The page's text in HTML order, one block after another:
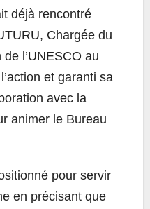
déjà rencontré
Chargée du
l’UNESCO au
et garanti sa
avec la
animer le Bureau
pour servir
en précisant que